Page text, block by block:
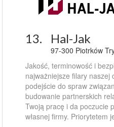
13. Hal-Jak
97-300 Piotrków
Jakość, terminowość i
najważniejsze filary naszej
podejście do spraw
budowanie partnerskich
Twoją pracę i da poczucie
własnej firmy. Priorytetem